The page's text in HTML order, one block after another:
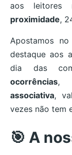
aos leitores
proximidade,
Apostamos
destaque aos
dia das
ocorrências,
associativa,
vezes não tem
🎯 A